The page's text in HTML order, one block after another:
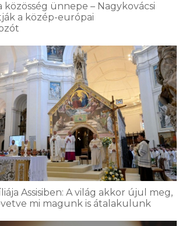
közösség ünnepe – Nagykovácsi
a közép-európai
Assisiben: A világ akkor újul meg,
mi magunk is átalakulunk